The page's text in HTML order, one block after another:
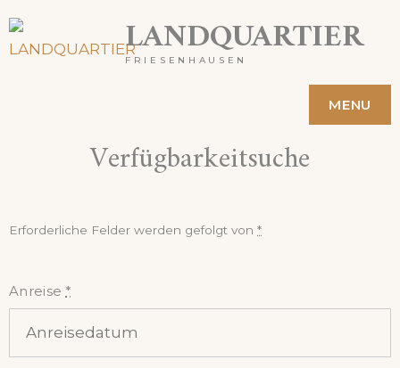
Skip
to
LANDQUARTIER
FRIESENHAUSEN
MENU
Verfügbarkeitsuche
Erforderliche Felder werden gefolgt von *
Anreise *